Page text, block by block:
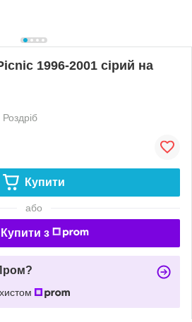
1996-2001 сірий на
Роздріб
Купити
або
Купити з